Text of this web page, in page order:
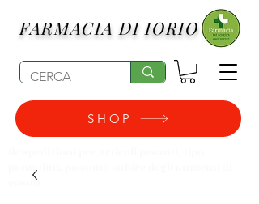
FARMACIA DI IORIO
SHOP
pannolini, possono subire degli aumenti di
costo)